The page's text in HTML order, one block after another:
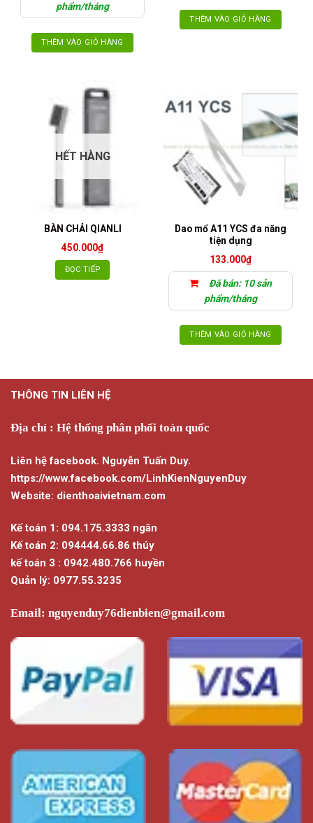
phẩm/tháng
THÊM VÀO GIỎ HÀNG
THÊM VÀO GIỎ HÀNG
HẾT HÀNG
BÀN CHẢI QIANLI
450.000₫
ĐỌC TIẾP
Dao mổ A11 YCS đa năng
tiện dụng
133.000₫
Đã bán: 10 sản
phẩm/tháng
THÊM VÀO GIỎ HÀNG
THÔNG TIN LIÊN HỆ
Địa chỉ : Hệ thống phân phối toàn quốc
Liên hệ facebook. Nguyễn Tuấn Duy.
https://www.facebook.com/LinhKienNguyenDuy
Website: dienthoaivietnam.com
Kế toán 1: 094.175.3333 ngân
Kế toán 2: 094444.66.86 thúy
kế toán 3 : 0942.480.766 huyền
Quản lý: 0977.55.3235
Email: nguyenduy76dienbien@gmail.com